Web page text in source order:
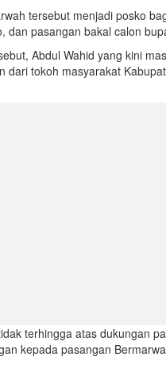
tersebut menjadi posko
dan pasangan bakal calon
Abdul Wahid yang kini
dari tokoh masyarakat
terhingga atas dukungan
kepada pasangan